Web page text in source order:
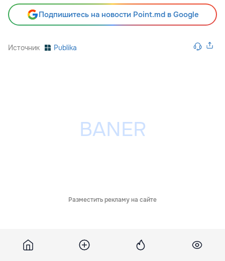
Подпишитесь на новости Point.md в Google
Источник Publika
Разместить рекламу на сайте